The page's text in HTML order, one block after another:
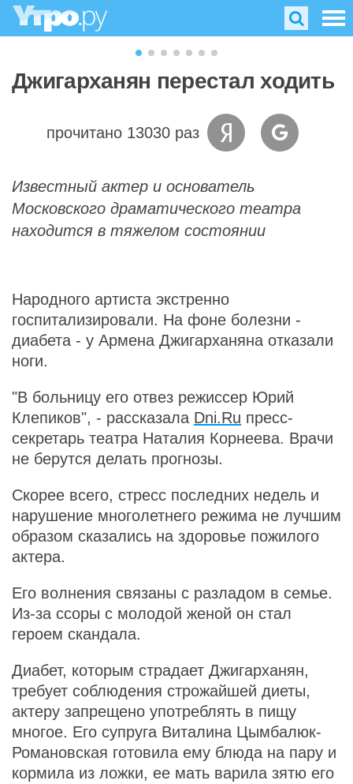
Джигарханян перестал ходить
прочитано 13030 раз
Известный актер и основатель
Московского драматического театра
находится в тяжелом состоянии
Народного артиста экстренно
госпитализировали. На фоне болезни -
диабета - у Армена Джигарханяна отказали
ноги.
"В больницу его отвез режиссер Юрий
Клепиков", - рассказала Dni.Ru пресс-
секретарь театра Наталия Корнеева. Врачи
не берутся делать прогнозы.
Скорее всего, стресс последних недель и
нарушение многолетнего режима не лучшим
образом сказались на здоровье пожилого
актера.
Его волнения связаны с разладом в семье.
Из-за ссоры с молодой женой он стал
героем скандала.
Диабет, которым страдает Джигарханян,
требует соблюдения строжайшей диеты,
актеру запрещено употреблять в пищу
многое. Его супруга Виталина Цымбалюк-
Романовская готовила ему блюда на пару и
кормила из ложки, ее мать варила зятю его